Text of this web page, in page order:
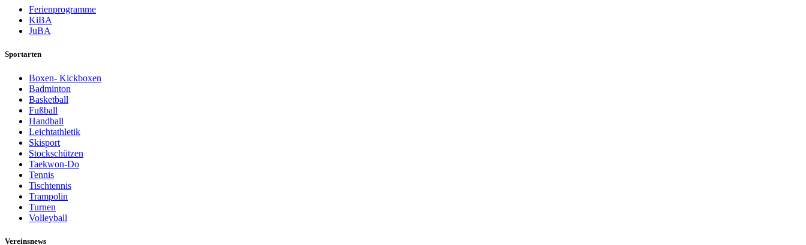
Ferienprogramme
KiBA
JuBA
Sportarten
Boxen- Kickboxen
Badminton
Basketball
Fußball
Handball
Leichtathletik
Skisport
Stockschützen
Taekwon-Do
Tennis
Tischtennis
Trampolin
Turnen
Volleyball
Vereinsnews